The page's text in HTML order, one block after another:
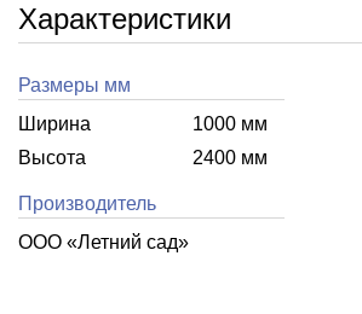
Характеристики
Размеры мм
Ширина
1000 мм
Высота
2400 мм
Производитель
ООО «Летний cад»